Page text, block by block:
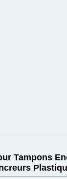
Tampons